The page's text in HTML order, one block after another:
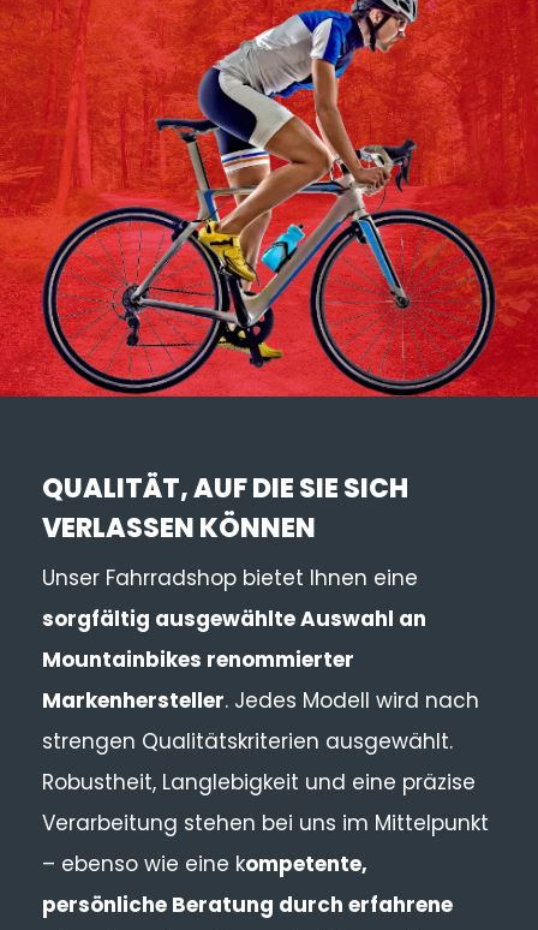
QUALITÄT, AUF DIE SIE SICH
VERLASSEN KÖNNEN
Unser Fahrradshop bietet Ihnen eine
sorgfältig ausgewählte Auswahl an
Mountainbikes renommierter
Markenhersteller. Jedes Modell wird nach
strengen Qualitätskriterien ausgewählt.
Robustheit, Langlebigkeit und eine präzise
Verarbeitung stehen bei uns im Mittelpunkt
– ebenso wie eine kompetente,
persönliche Beratung durch erfahrene